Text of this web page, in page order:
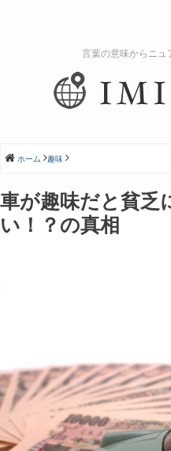
言葉の意味からニュ
ホーム 趣味
車が趣味だと貧乏
い！？の真相